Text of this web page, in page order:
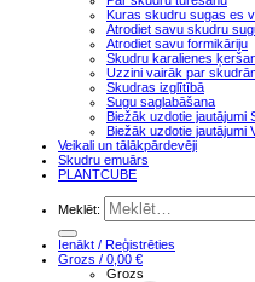
Kuras skudru sugas es
Atrodiet savu skudru
Atrodiet savu formikāriju
Skudru karalienes
Uzzini vairāk par
Skudras izglītībā
Sugu saglabāšana
Biežāk uzdotie jautājumi
Biežāk uzdotie jautājumi
Veikali un tālākpārdevēji
Skudru emuārs
PLANTCUBE
Meklēt:
Ienākt / Reģistrēties
Grozs / 0,00 €
Grozs